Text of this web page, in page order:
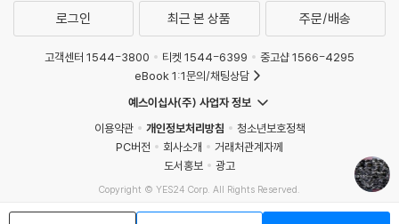
로그인 최근 본 상품 주문/배송
고객센터 1544-3800 티켓 1544-6399
중고샵 1566-4295
eBook 1:1문의/채팅상담
예스이십사(주) 사업자 정보
이용약관
개인정보처리방침
청소년보호정책
PC버전
회사소개
거래처관계자께
도서홍보
광고
Copyright © YES24 Corp. All Rights Reserved.